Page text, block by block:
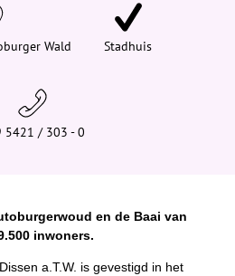
Wald Stadhuis
5421 / 303 - 0
en de Baai van
inwoners.
a.T.W. is gevestigd in het